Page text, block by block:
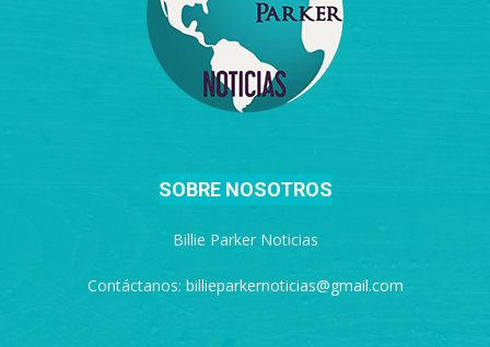
SOBRE NOSOTROS
Billie Parker Noticias
Contáctanos: billieparkernoticias@gmail.com